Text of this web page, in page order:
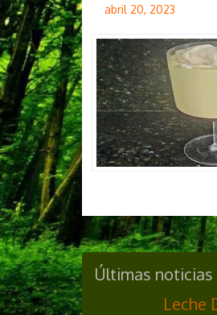
abril 20, 2023
Últimas noticias
Leche